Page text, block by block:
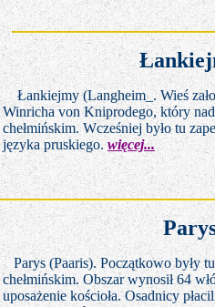
Łankiejmy (Langheim_. Wieś
Winricha von Kniprodego, który
chełmińskim. Wcześniej było tu
języka pruskiego. więcej...
Parys (Paaris). Początkowo były
chełmińskim. Obszar wynosił 64
uposażenie kościoła. Osadnicy